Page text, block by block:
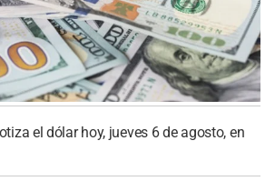
el dólar hoy, jueves 6 de agosto, en